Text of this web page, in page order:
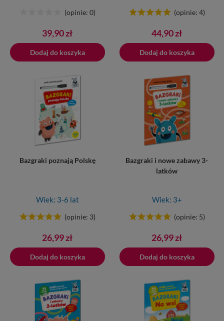
(opinie: 0)
Cena
39,90 zł
Dodaj do koszyka
(opinie: 4)
Cena
44,90 zł
Dodaj do koszyka
Dodano do koszyka
Bazgraki poznają Polskę
Wiek: 3-6 lat
(opinie: 3)
Cena
26,99 zł
Dodaj do koszyka
Bazgraki i nowe zabawy 3-
latków
Wiek: 3+
(opinie: 5)
Cena
26,99 zł
Dodaj do koszyka
Dodano do koszyka